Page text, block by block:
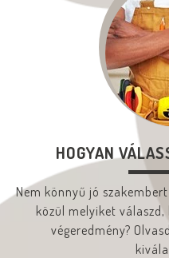
HOGYAN
Nem könnyű jó
közül melyiket válaszd,
végeredmény?